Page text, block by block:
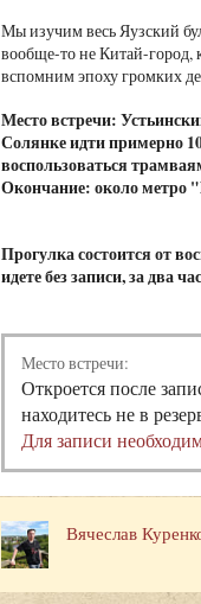
Мы изучим весь Яузский
вообще-то не Китай-город,
вспомним эпоху громких
Место встречи:
Солянке идти примерно
воспользоваться
Окончание: около метро
Прогулка состоится от
идете без записи, за два
Место встречи:
Откроется после
находитесь не в
Для записи
Вячеслав